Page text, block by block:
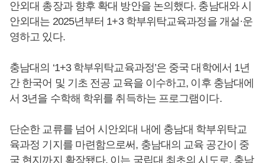
안외대 총장과 향후 확대 방안을 논의했다. 충남대와 시
안외대는 2025년부터 1+3 학부위탁교육과정을 개설·운
영하고 있다.
충남대의 ‘1+3 학부위탁교육과정’은 중국 대학에서 1년
간 한국어 및 기초 전공 교육을 이수하고, 이후 충남대에
서 3년을 수학해 학위를 취득하는 프로그램이다.
단순한 교류를 넘어 시안외대 내에 충남대 학부위탁교
육과정 기지를 마련함으로써, 충남대의 교육 공간이 중
국 현지까지 확장됐다. 이는 국립대 최초의 시도로, 충남